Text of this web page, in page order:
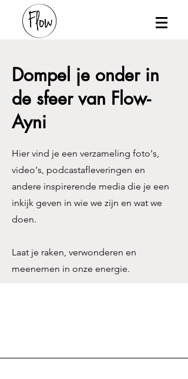
Dompel je onder in
de sfeer van Flow-
Ayni
Hier vind je een verzameling foto's,
video's, podcastafleveringen en
andere inspirerende media die je een
inkijk geven in wie we zijn en wat we
doen.
Laat je raken, verwonderen en
meenemen in onze energie.